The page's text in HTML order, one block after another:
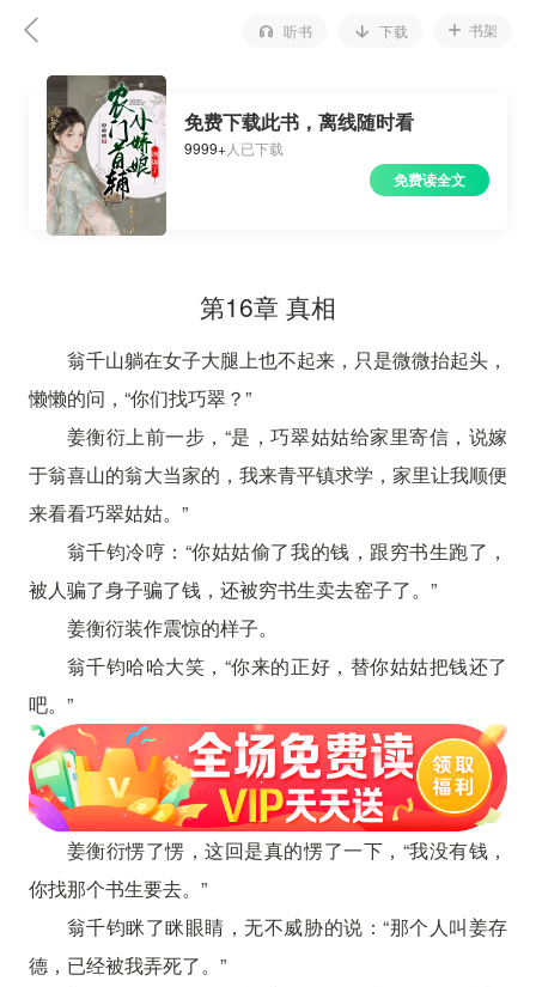
听书 下载 书架
免费下载此书，离线随时看
9999+人已下载
免费读全文
第16章 真相
翁千山躺在女子大腿上也不起来，只是微微抬起头，
懒懒的问，“你们找巧翠？”
姜衡衍上前一步，“是，巧翠姑姑给家里寄信，说嫁
于翁喜山的翁大当家的，我来青平镇求学，家里让我顺便
来看看巧翠姑姑。”
翁千钧冷哼：“你姑姑偷了我的钱，跟穷书生跑了，
被人骗了身子骗了钱，还被穷书生卖去窑子了。”
姜衡衍装作震惊的样子。
翁千钧哈哈大笑，“你来的正好，替你姑姑把钱还了
吧。”
姜衡衍愣了愣，这回是真的愣了一下，“我没有钱，
你找那个书生要去。”
翁千钧眯了眯眼睛，无不威胁的说：“那个人叫姜存
德，已经被我弄死了。”